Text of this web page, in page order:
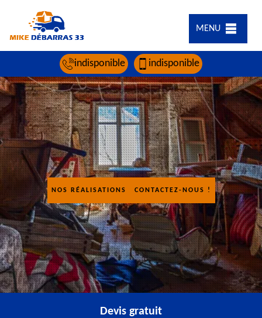
MENU
indisponible indisponible
NOS RÉALISATIONS CONTACTEZ-NOUS !
Devis gratuit